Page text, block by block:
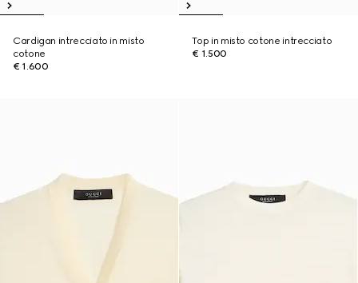
Cardigan intrecciato in misto
cotone
€ 1.600
Top in misto cotone intrecciato
€ 1.500